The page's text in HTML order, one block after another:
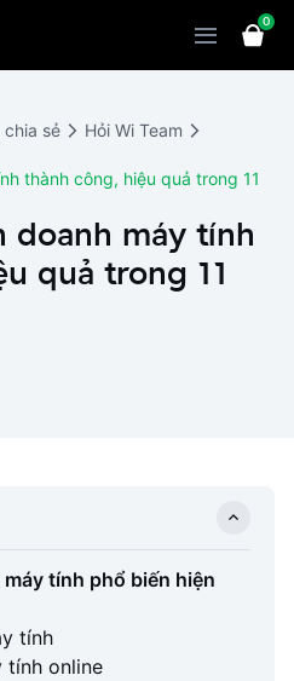
0
chia sẻ
Hỏi Wi Team
thành công, hiệu quả trong 11
doanh máy tính
quả trong 11
tính phổ biến hiện
tính
tính online